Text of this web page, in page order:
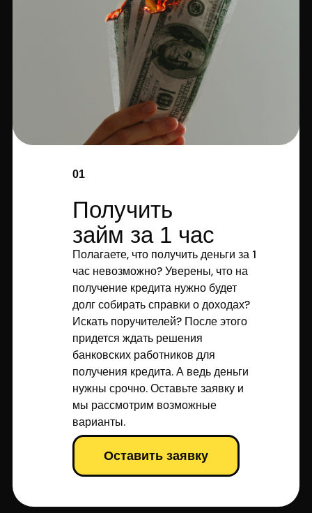
01
Получить
займ за 1 час
Полагаете, что получить деньги за 1
час невозможно? Уверены, что на
получение кредита нужно будет
долг собирать справки о доходах?
Искать поручителей? После этого
придется ждать решения
банковских работников для
получения кредита. А ведь деньги
нужны срочно. Оставьте заявку и
мы рассмотрим возможные
варианты.
Оставить заявку